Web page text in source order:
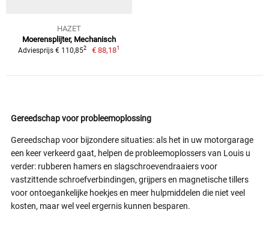
HAZET
Moerensplijter, Mechanisch
Adviesprijs € 110,852 € 88,181
Gereedschap voor probleemoplossing
Gereedschap voor bijzondere situaties: als het in uw motorgarage
een keer verkeerd gaat, helpen de probleemoplossers van Louis u
verder: rubberen hamers en slagschroevendraaiers voor
vastzittende schroefverbindingen, grijpers en magnetische tillers
voor ontoegankelijke hoekjes en meer hulpmiddelen die niet veel
kosten, maar wel veel ergernis kunnen besparen.